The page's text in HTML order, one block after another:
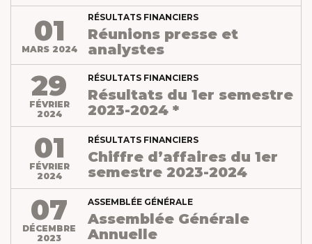
01
MARS 2024
RÉSULTATS FINANCIERS
Réunions presse et
analystes
29
FÉVRIER
2024
RÉSULTATS FINANCIERS
Résultats du 1er semestre
2023-2024 *
01
FÉVRIER
2024
RÉSULTATS FINANCIERS
Chiffre d’affaires du 1er
semestre 2023-2024
07
DÉCEMBRE
2023
ASSEMBLÉE GÉNÉRALE
Assemblée Générale
Annuelle